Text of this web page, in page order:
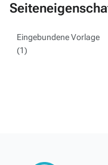
Eingebundene Vorlage
(1)